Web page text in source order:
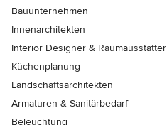
Bauunternehmen
Innenarchitekten
Interior Designer & Raumausstatter
Küchenplanung
Landschaftsarchitekten
Armaturen & Sanitärbedarf
Beleuchtung